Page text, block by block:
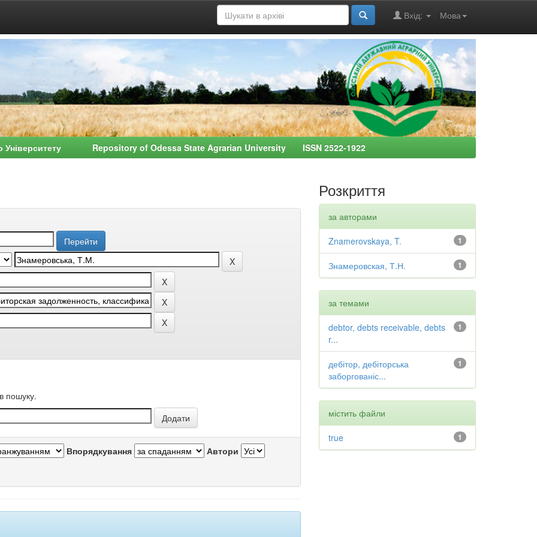
Мова
Вхід:
Університету Repository of Odessa State Agrarian University ISSN 2522-1922
пошуку.
Впорядкування Автори
Розкриття
за авторами
1
Znamerovskaya, T.
1
Знамеровская, Т.Н.
за темами
1
debtor, debts receivable, debts
r...
1
дебітор, дебіторська
заборгованіс...
містить файли
1
true